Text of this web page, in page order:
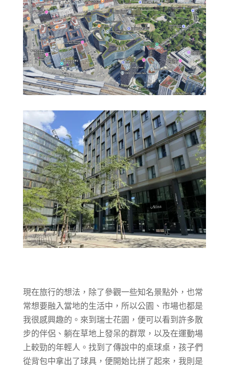
現在旅行的想法，除了參觀一些知名景點外，也常
常想要融入當地的生活中，所以公園、市場也都是
我很感興趣的。來到瑞士花園，便可以看到許多散
步的伴侶、躺在草地上發呆的群眾，以及在運動場
上較勁的年輕人。找到了傳說中的桌球桌，孩子們
從背包中拿出了球具，便開始比拼了起來，我則是